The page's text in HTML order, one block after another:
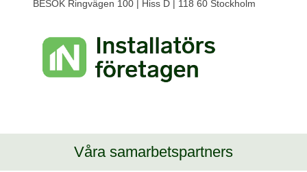
BESÖK Ringvägen 100 | Hiss D | 118 60 Stockholm
Våra samarbetspartners